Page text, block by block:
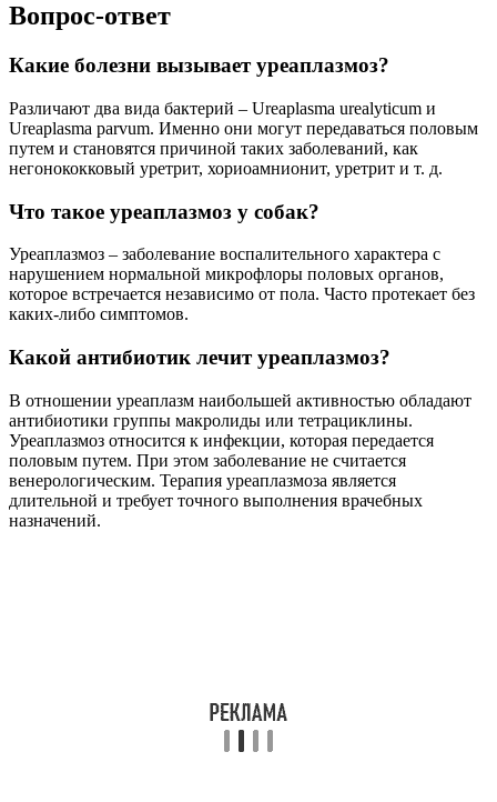
Вопрос-ответ
Какие болезни вызывает уреаплазмоз?
Различают два вида бактерий – Ureaplasma urealyticum и
Ureaplasma parvum. Именно они могут передаваться половым
путем и становятся причиной таких заболеваний, как
негонококковый уретрит, хориоамнионит, уретрит и т. д.
Что такое уреаплазмоз у собак?
Уреаплазмоз – заболевание воспалительного характера с
нарушением нормальной микрофлоры половых органов,
которое встречается независимо от пола. Часто протекает без
каких-либо симптомов.
Какой антибиотик лечит уреаплазмоз?
В отношении уреаплазм наибольшей активностью обладают
антибиотики группы макролиды или тетрациклины.
Уреаплазмоз относится к инфекции, которая передается
половым путем. При этом заболевание не считается
венерологическим. Терапия уреаплазмоза является
длительной и требует точного выполнения врачебных
назначений.